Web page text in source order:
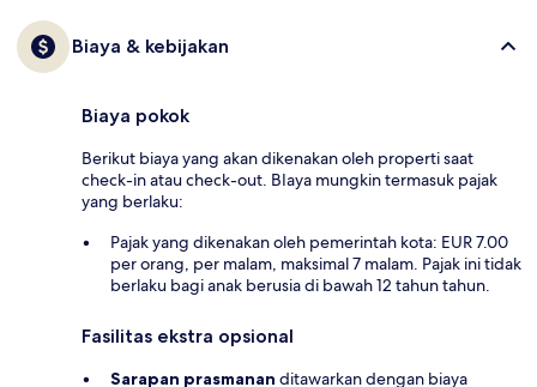
Biaya & kebijakan
Biaya pokok
Berikut biaya yang akan dikenakan oleh properti saat
check-in atau check-out. BIaya mungkin termasuk pajak
yang berlaku:
Pajak yang dikenakan oleh pemerintah kota: EUR 7.00
per orang, per malam, maksimal 7 malam. Pajak ini tidak
berlaku bagi anak berusia di bawah 12 tahun tahun.
Fasilitas ekstra opsional
Sarapan prasmanan ditawarkan dengan biaya